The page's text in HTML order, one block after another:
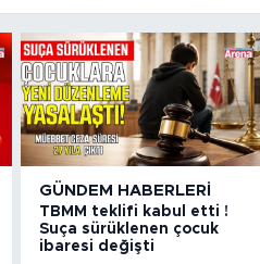
GÜNDEM HABERLERI
TBMM teklifi kabul etti !
Suça sürüklenen çocuk
ibaresi değişti